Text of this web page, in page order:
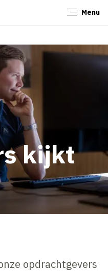
Menu
kijkt
opdrachtgevers
Sluiten